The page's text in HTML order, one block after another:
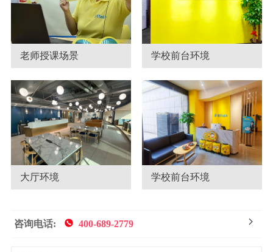
老师授课场景 学校前台环境
大厅环境 学校前台环境
咨询电话: 400-689-2779